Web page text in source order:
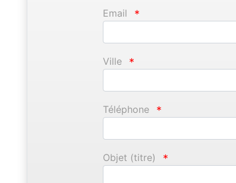
Email *
Ville *
Téléphone *
Objet (titre) *